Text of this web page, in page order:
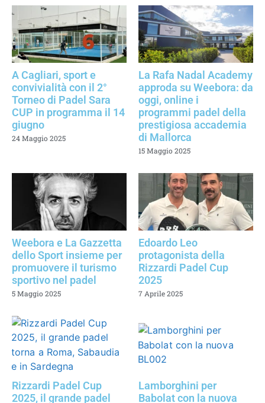
A Cagliari, sport e
convivialità con il 2°
Torneo di Padel Sara
CUP in programma il 14
giugno
24 Maggio 2025
La Rafa Nadal Academy
approda su Weebora: da
oggi, online i
programmi padel della
prestigiosa accademia
di Mallorca
15 Maggio 2025
Weebora e La Gazzetta
dello Sport insieme per
promuovere il turismo
sportivo nel padel
5 Maggio 2025
Edoardo Leo
protagonista della
Rizzardi Padel Cup
2025
7 Aprile 2025
Rizzardi Padel Cup
2025, il grande padel
Lamborghini per
Babolat con la nuova